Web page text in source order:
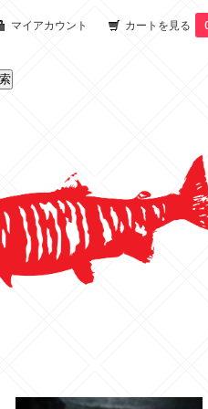
マイアカウント カートを見る